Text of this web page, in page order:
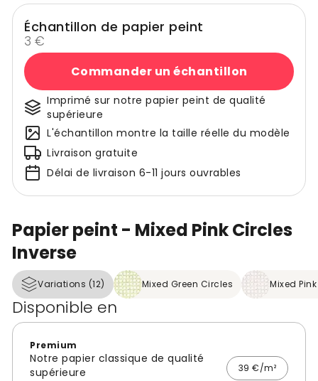
Papier peint - Mixed Pink Circles
Inverse
Variations (12) Mixed Green Circles Mixed
Disponible en
Premium
Notre papier classique de qualité
supérieure
39 €/m²
Échantillon de papier peint
3 €
Commander un échantillon
Imprimé sur notre papier peint de qualité
supérieure
L'échantillon montre la taille réelle du modèle
Livraison gratuite
Délai de livraison 6-11 jours ouvrables